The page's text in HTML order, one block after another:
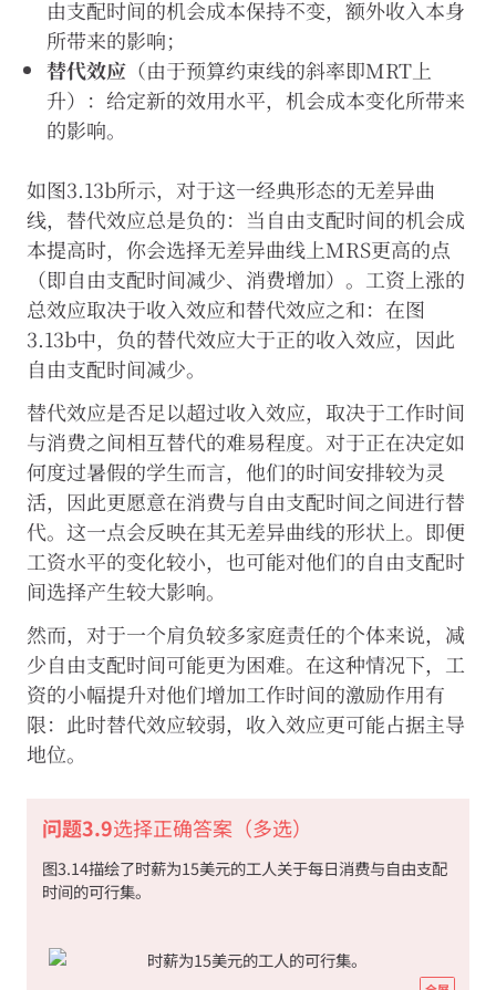
由支配时间的机会成本保持不变，额外收入本身
所带来的影响；
替代效应 （由于预算约束线的斜率即MRT上
升）：给定新的效用水平，机会成本变化所带来
的影响。
如图3.13b所示，对于这一经典形态的无差异曲
线，替代效应总是负的：当自由支配时间的机会成
本提高时，你会选择无差异曲线上MRS更高的点
（即自由支配时间减少、消费增加）。工资上涨的
总效应取决于收入效应和替代效应之和：在图
3.13b中，负的替代效应大于正的收入效应，因此
自由支配时间减少。
替代效应是否足以超过收入效应，取决于工作时间
与消费之间相互替代的难易程度。对于正在决定如
何度过暑假的学生而言，他们的时间安排较为灵
活，因此更愿意在消费与自由支配时间之间进行替
代。这一点会反映在其无差异曲线的形状上。即便
工资水平的变化较小，也可能对他们的自由支配时
间选择产生较大影响。
然而，对于一个肩负较多家庭责任的个体来说，减
少自由支配时间可能更为困难。在这种情况下，工
资的小幅提升对他们增加工作时间的激励作用有
限：此时替代效应较弱，收入效应更可能占据主导
地位。
问题3.9选择正确答案（多选）
图3.14描绘了时薪为15美元的工人关于每日消费与自由支配
时间的可行集。